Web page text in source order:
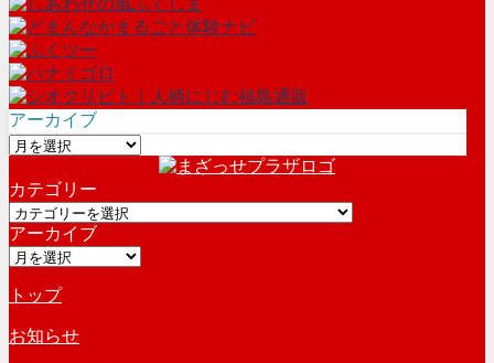
アーカイブ
ア
カ
イ
ブ
カテゴリー
カ
テ
ゴ
ー
アーカイブ
ア
カ
イ
ブ
トップ
お知らせ